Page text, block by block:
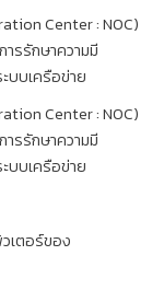
Center : NOC)
ารรักษาความมี
บบเครือข่าย
Center : NOC)
ารรักษาความมี
บบเครือข่าย
เตอร์ของ